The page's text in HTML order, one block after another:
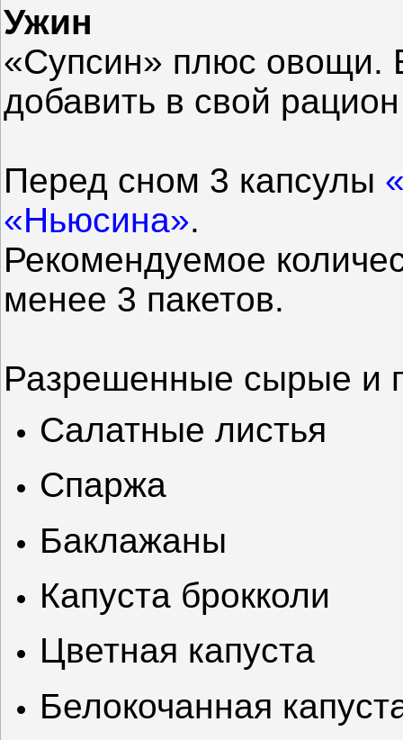
Ужин
«Супсин» плюс овощи.
добавить в свой
Перед сном 3 капсулы
«Ньюсина».
Рекомендуемое
менее 3 пакетов.
Разрешенные сырые и
Салатные листья
Спаржа
Баклажаны
Капуста брокколи
Цветная капуста
Белокочанная